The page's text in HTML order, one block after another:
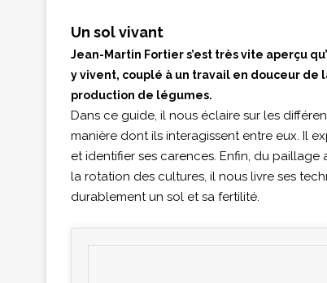
Un sol vivant
Jean-Martin Fortier s’est très vite aperçu
y vivent, couplé à un travail en douceur de
production de légumes.
Dans ce guide, il nous éclaire sur les
manière dont ils interagissent entre eux. Il
et identifier ses carences. Enfin, du
la rotation des cultures, il nous livre ses
durablement un sol et sa fertilité.